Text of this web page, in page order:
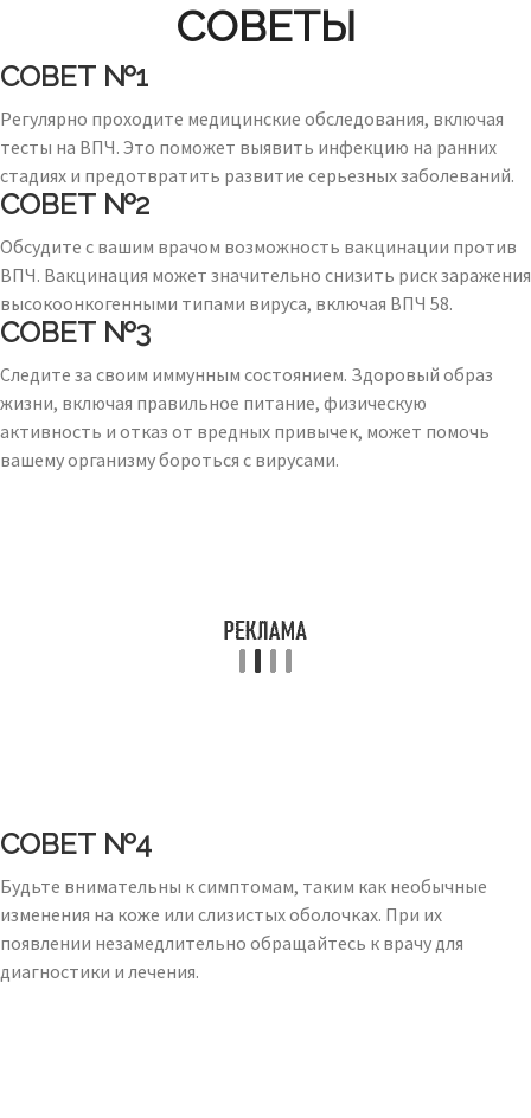
СОВЕТЫ
СОВЕТ №1
Регулярно проходите медицинские обследования, включая
тесты на ВПЧ. Это поможет выявить инфекцию на ранних
стадиях и предотвратить развитие серьезных заболеваний.
СОВЕТ №2
Обсудите с вашим врачом возможность вакцинации против
ВПЧ. Вакцинация может значительно снизить риск заражения
высокоонкогенными типами вируса, включая ВПЧ 58.
СОВЕТ №3
Следите за своим иммунным состоянием. Здоровый образ
жизни, включая правильное питание, физическую
активность и отказ от вредных привычек, может помочь
вашему организму бороться с вирусами.
СОВЕТ №4
Будьте внимательны к симптомам, таким как необычные
изменения на коже или слизистых оболочках. При их
появлении незамедлительно обращайтесь к врачу для
диагностики и лечения.